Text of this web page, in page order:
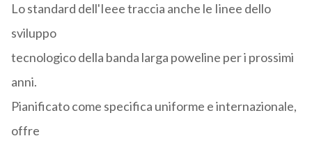
Lo standard dell'Ieee traccia anche le Iinee dello
sviluppo
tecnologico della banda larga poweline per i prossimi
anni.
Pianificato come specifica uniforme e internazionale,
offre